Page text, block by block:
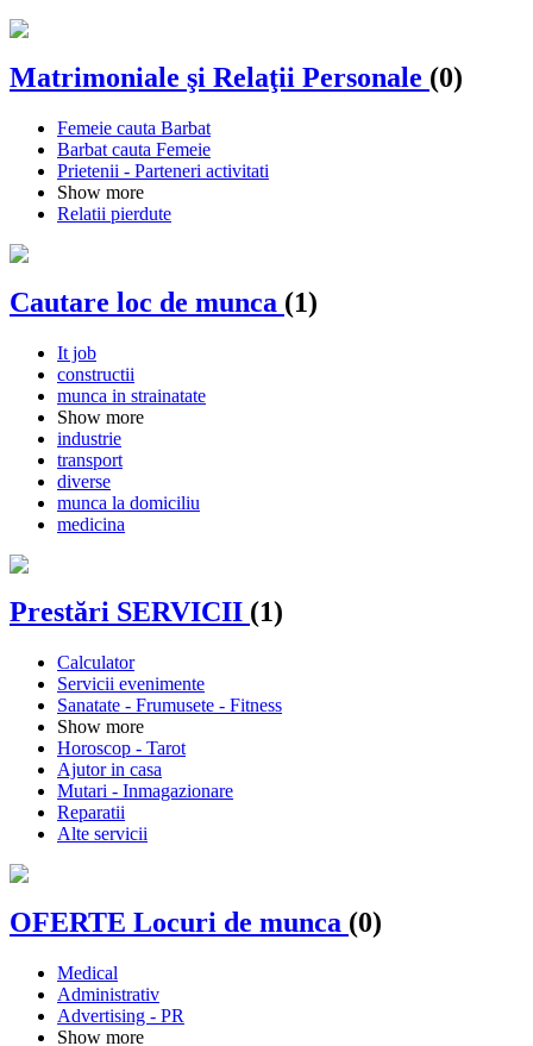
Matrimoniale şi Relaţii Personale (0)
Femeie cauta Barbat
Barbat cauta Femeie
Prietenii - Parteneri activitati
Show more
Relatii pierdute
Cautare loc de munca (1)
It job
constructii
munca in strainatate
Show more
industrie
transport
diverse
munca la domiciliu
medicina
Prestări SERVICII (1)
Calculator
Servicii evenimente
Sanatate - Frumusete - Fitness
Show more
Horoscop - Tarot
Ajutor in casa
Mutari - Inmagazionare
Reparatii
Alte servicii
OFERTE Locuri de munca (0)
Medical
Administrativ
Advertising - PR
Show more